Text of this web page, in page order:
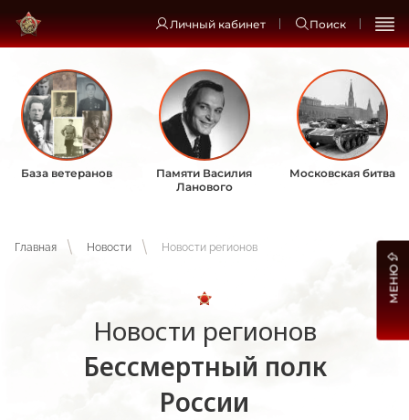
Личный кабинет Поиск
База ветеранов
Памяти Василия
Ланового
Московская битва
Главная Новости Новости регионов
Новости регионов
Бессмертный полк
России
МЕНЮ